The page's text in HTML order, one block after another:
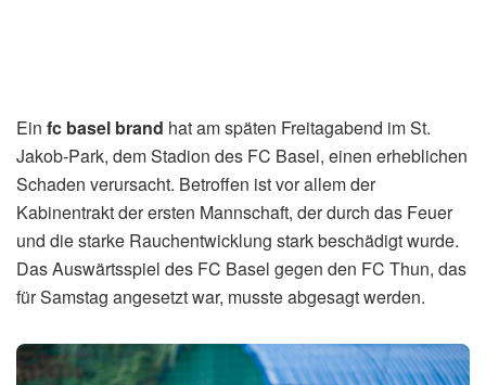
Ein fc basel brand hat am späten Freitagabend im St.
Jakob-Park, dem Stadion des FC Basel, einen erheblichen
Schaden verursacht. Betroffen ist vor allem der
Kabinentrakt der ersten Mannschaft, der durch das Feuer
und die starke Rauchentwicklung stark beschädigt wurde.
Das Auswärtsspiel des FC Basel gegen den FC Thun, das
für Samstag angesetzt war, musste abgesagt werden.